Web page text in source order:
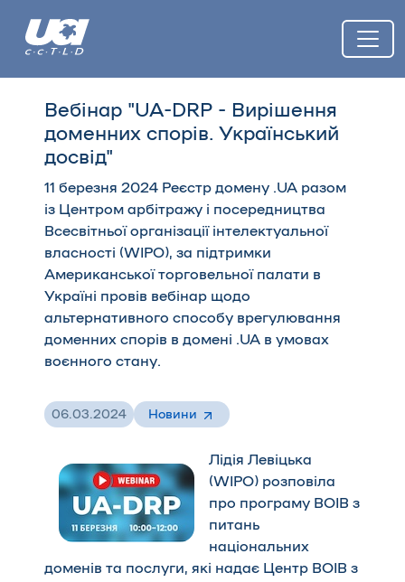
Вебінар "UA-DRP - Вирішення
доменних спорів. Український
досвід"
11 березня 2024 Реєстр домену .UA разом
із Центром арбітражу і посередництва
Всесвітньої організації інтелектуальної
власності (WIPO), за підтримки
Американської торговельної палати в
Україні провів вебінар щодо
альтернативного способу врегулювання
доменних спорів в домені .UA в умовах
воєнного стану.
06.03.2024 Новини
Лідія Левіцька
(WIPO) розповіла
про програму ВОІВ з
питань
національних
доменів та послуги, які надає Центр ВОІВ з